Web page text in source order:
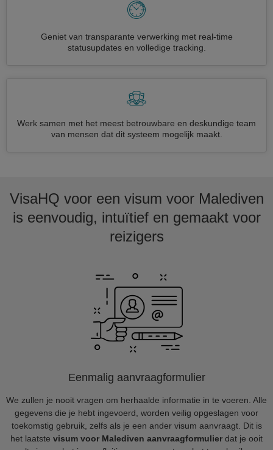
Geniet van transparante verwerking met real-time
statusupdates en volledige tracking.
Werk samen met het meest betrouwbare en deskundige team
van mensen dat dit systeem mogelijk maakt.
VisaHQ voor een visum voor Malediven
is eenvoudig, intuïtief en gemaakt voor
reizigers
Eenmalig aanvraagformulier
We zullen je nooit vragen om herhaalde informatie in te voeren. Alle
gegevens die je hebt ingevoerd, worden veilig opgeslagen voor
toekomstig gebruik, zelfs als je een ander visum aanvraagt. Dit is
het laatste visum voor Malediven aanvraagformulier dat je ooit